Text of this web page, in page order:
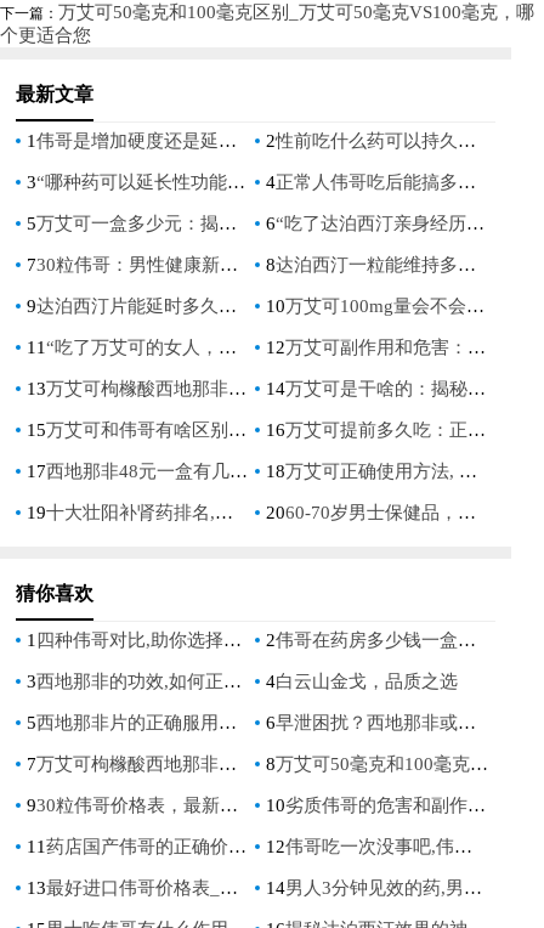
还是延长时间
用？
下一篇： 万艾可50毫克和100毫克区别_万艾可50毫克VS100毫克，哪
个更适合您
最新文章
1伟哥是增加硬度还是延长时间_伟哥增加硬度还是延长时间 2性前吃什么药可以持久不伤身：自然增强持久力的秘诀
3“哪种药可以延长性功能：揭秘自然疗法与科学选择” 4正常人伟哥吃后能搞多久：揭秘其效果与安全指南
5万艾可一盒多少元：揭秘男性健康市场的价格真相 6“吃了达泊西汀亲身经历：揭秘男性健康改善之旅”
730粒伟哥：男性健康新选择，揭秘其效果与使用指南 8达泊西汀一粒能维持多久：深入解析其药效持续时间
9达泊西汀片能延时多久：深入解析其效果与使用指南 10万艾可100mg量会不会太大：男性健康与用药安全指南
11“吃了万艾可的女人，能经得住干吗？”——揭秘万艾可对女性的影响 12万艾可副作用和危害：全面解析与预防指南
13万艾可枸橼酸西地那非片效果：男性健康新选择 14万艾可是干啥的：揭秘其在男性健康中的作用
15万艾可和伟哥有啥区别：深入了解两种药物的差异 16万艾可提前多久吃：正确服用时间指南
17西地那非48元一盒有几片，价格实惠的男性健康解决方案 18万艾可正确使用方法, 详解万艾可使用技巧与注意事项
19十大壮阳补肾药排名,男人必看,效果最好的壮阳补肾药推荐 2060-70岁男士保健品，如何选择适合自己的营养补充方案
猜你喜欢
1 四种伟哥对比,助你选择最适合的那一种 2伟哥在药房多少钱一盒？揭秘药店价格及购买指南
3西地那非的功效,如何正确使用西地那非改善男性功能障碍 4白云山金戈，品质之选
5西地那非片的正确服用方法与效果，剂量、时间和注意事项详解 6早泄困扰？西地那非或许是你的救星！
7万艾可枸橼酸西地那非片伤肝肾吗,正确服用方法和长期影响解析 8万艾可50毫克和100毫克区别了解功效与选择适合的剂量
930粒伟哥价格表，最新市场报价及购买指南 10劣质伟哥的危害和副作用,如何识别并避免这些致命风险
11药店国产伟哥的正确价格表,购买前必看的参考指南 12伟哥吃一次没事吧,伟哥吃一次没事吧，了解其安全性与注意事项
13最好进口伟哥价格表_进口伟哥价格列表：最好的选择 14男人3分钟见效的药,男人3分钟见效的药，快速提升男性健康的神奇选择